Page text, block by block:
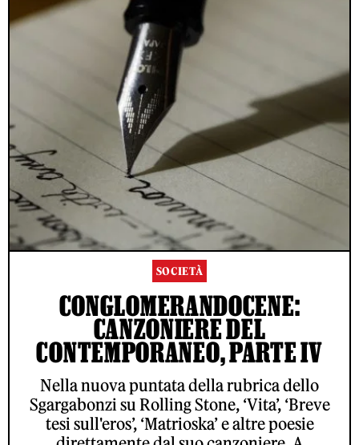
SOCIETÀ
CONGLOMERANDOCENE:
CANZONIERE DEL
CONTEMPORANEO, PARTE IV
Nella nuova puntata della rubrica dello
Sgargabonzi su Rolling Stone, ‘Vita’, ‘Breve
tesi sull'eros’, ‘Matrioska’ e altre poesie